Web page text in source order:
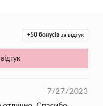
+50 бонусів за відгук
7/27/2023